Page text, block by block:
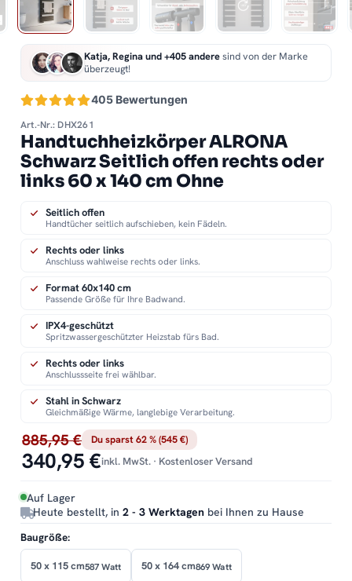
405 Bewertungen
Katja, Regina und +405 anderesind von der Marke
überzeugt!
Art.-Nr.: DHX261
Handtuchheizkörper ALRONA
Schwarz Seitlich offen rechts oder
links 60 x 140 cm Ohne
885,95 € Du sparst 62 % (545 €)
340,95 €inkl. MwSt. · Kostenloser Versand
Auf Lager
Heute bestellt, in 2 - 3 Werktagen bei Ihnen zu Hause
Seitlich offen
Handtücher seitlich aufschieben, kein Fädeln.
Rechts oder links
Anschluss wahlweise rechts oder links.
Format 60x140 cm
Passende Größe für Ihre Badwand.
IPX4-geschützt
Spritzwassergeschützter Heizstab fürs Bad.
Rechts oder links
Anschlussseite frei wählbar.
Stahl in Schwarz
Gleichmäßige Wärme, langlebige Verarbeitung.
Baugröße:
50 x 115 cm587 Watt 50 x 164 cm869 Watt